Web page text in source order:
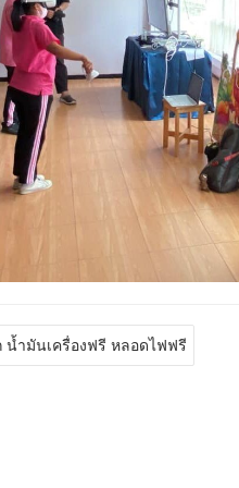
น้ำมันเครื่องฟรี หลอดไฟฟรี